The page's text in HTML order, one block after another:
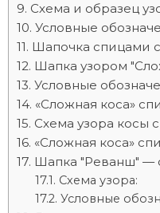
Схема и образец
Условные
Шапочка спицами
Шапка узором
Условные
«Сложная коса»
Схема узора косы
«Сложная коса»
Шапка "Реванш" —
Схема узора:
Условные